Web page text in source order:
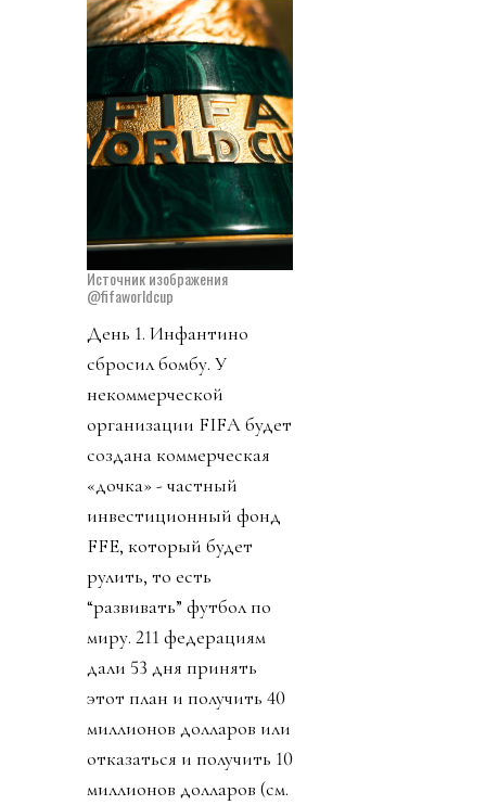
Источник изображения
@fifaworldcup
День 1. Инфантино
сбросил бомбу. У
некоммерческой
организации FIFA будет
создана коммерческая
«дочка» - частный
инвестиционный фонд
FFE, который будет
рулить, то есть
“развивать” футбол по
миру. 211 федерациям
дали 53 дня принять
этот план и получить 40
миллионов долларов или
отказаться и получить 10
миллионов долларов (см.